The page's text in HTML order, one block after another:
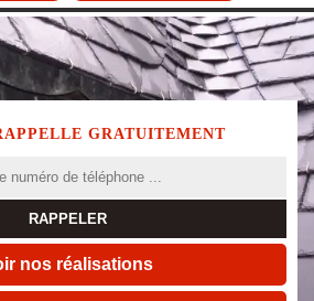
GRATUITEMENT
nos réalisations